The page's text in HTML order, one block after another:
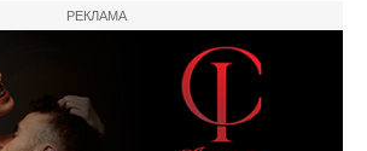
РЕКЛАМА